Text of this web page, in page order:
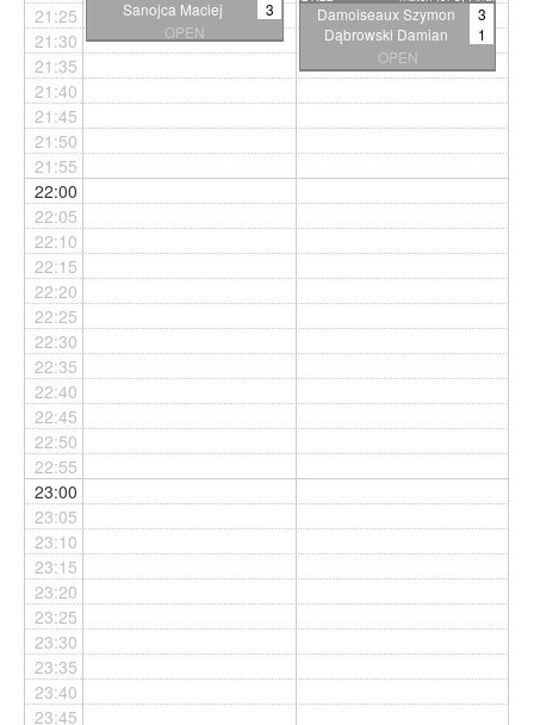
Sanojca Maciej
3
OPEN
7:11 8:11 9:11
Damoiseaux Szymon
3
Dąbrowski Damian
1
OPEN
11:7 6:11 11:5 11:8
11:5
21:25
21:30
21:35
21:40
21:45
21:50
21:55
22:00
22:05
22:10
22:15
22:20
22:25
22:30
22:35
22:40
22:45
22:50
22:55
23:00
23:05
23:10
23:15
23:20
23:25
23:30
23:35
23:40
23:45